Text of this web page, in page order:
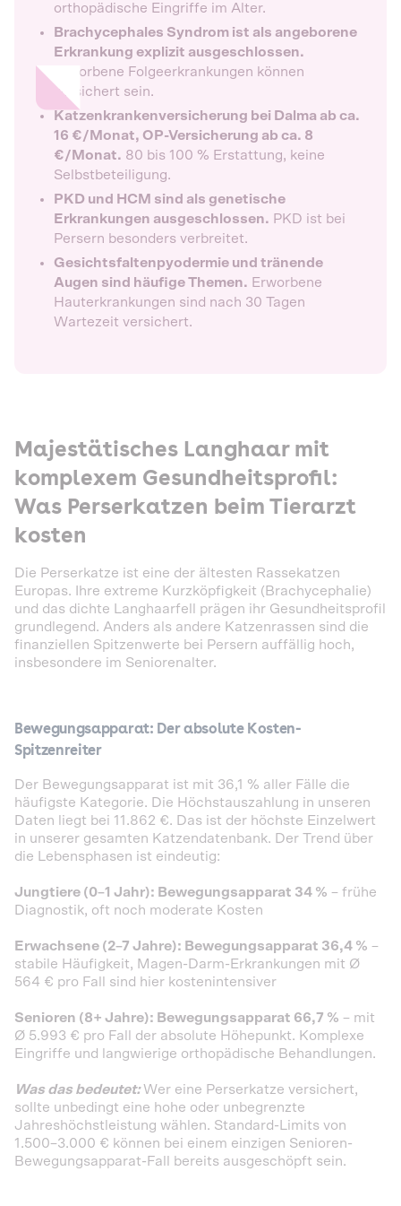
orthopädische Eingriffe im Alter.
Brachycephales Syndrom ist als angeborene
Erkrankung explizit ausgeschlossen.
Erworbene Folgeerkrankungen können
versichert sein.
Katzenkrankenversicherung bei Dalma ab ca.
16 €/Monat, OP-Versicherung ab ca. 8
€/Monat. 80 bis 100 % Erstattung, keine
Selbstbeteiligung.
PKD und HCM sind als genetische
Erkrankungen ausgeschlossen. PKD ist bei
Persern besonders verbreitet.
Gesichtsfaltenpyodermie und tränende
Augen sind häufige Themen. Erworbene
Hauterkrankungen sind nach 30 Tagen
Wartezeit versichert.
Majestätisches Langhaar mit
komplexem Gesundheitsprofil:
Was Perserkatzen beim Tierarzt
kosten
Die Perserkatze ist eine der ältesten Rassekatzen
Europas. Ihre extreme Kurzköpfigkeit (Brachycephalie)
und das dichte Langhaarfell prägen ihr Gesundheitsprofil
grundlegend. Anders als andere Katzenrassen sind die
finanziellen Spitzenwerte bei Persern auffällig hoch,
insbesondere im Seniorenalter.
Bewegungsapparat: Der absolute Kosten-
Spitzenreiter
Der Bewegungsapparat ist mit 36,1 % aller Fälle die
häufigste Kategorie. Die Höchstauszahlung in unseren
Daten liegt bei 11.862 €. Das ist der höchste Einzelwert
in unserer gesamten Katzendatenbank. Der Trend über
die Lebensphasen ist eindeutig:
Jungtiere (0–1 Jahr): Bewegungsapparat 34 % – frühe
Diagnostik, oft noch moderate Kosten
Erwachsene (2–7 Jahre): Bewegungsapparat 36,4 % –
stabile Häufigkeit, Magen-Darm-Erkrankungen mit Ø
564 € pro Fall sind hier kostenintensiver
Senioren (8+ Jahre): Bewegungsapparat 66,7 % – mit
Ø 5.993 € pro Fall der absolute Höhepunkt. Komplexe
Eingriffe und langwierige orthopädische Behandlungen.
Was das bedeutet:Wer eine Perserkatze versichert,
sollte unbedingt eine hohe oder unbegrenzte
Jahreshöchstleistung wählen. Standard-Limits von
1.500–3.000 € können bei einem einzigen Senioren-
Bewegungsapparat-Fall bereits ausgeschöpft sein.